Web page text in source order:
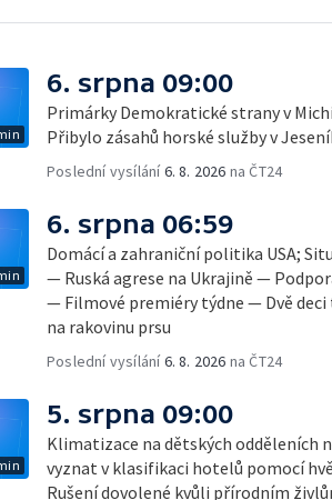
6. srpna 09:00
Primárky Demokratické strany v
Přibylo zásahů horské služby v
Poslední vysílání6. 8. 2026 na ČT24
6. srpna 06:59
Domácí a zahraniční politika USA;
— Ruská agrese na Ukrajině —
— Filmové premiéry týdne — Dvě
na rakovinu prsu
Poslední vysílání6. 8. 2026 na ČT24
5. srpna 09:00
Klimatizace na dětských odděleních
vyznat v klasifikaci hotelů pomocí
Rušení dovolené kvůli přírodním